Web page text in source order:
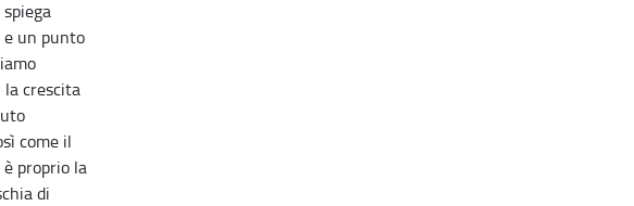
e un punto
crescita
come il
proprio la
di